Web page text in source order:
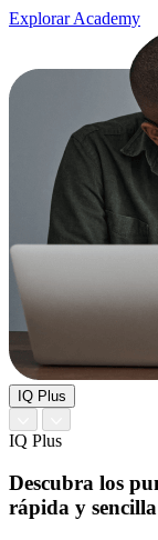
Explorar Academy
IQ Plus
IQ Plus
Descubra los
rápida y sencilla